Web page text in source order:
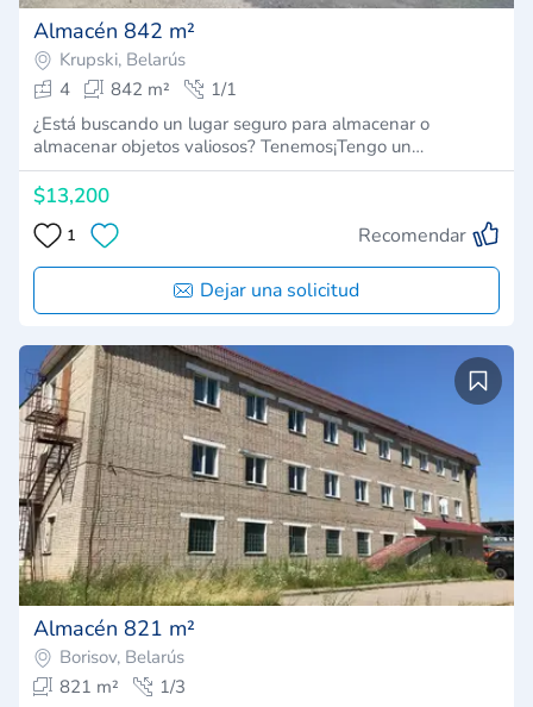
Almacén 842 m²
Krupski, Belarús
4
842 m²
1/1
¿Está buscando un lugar seguro para almacenar o
almacenar objetos valiosos? Tenemos¡Tengo un…
$13,200
1 Recomendar
Dejar una solicitud
Almacén 821 m²
Borisov, Belarús
821 m²
1/3